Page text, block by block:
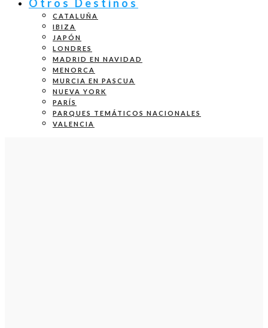
Otros Destinos
CATALUÑA
IBIZA
JAPÓN
LONDRES
MADRID EN NAVIDAD
MENORCA
MURCIA EN PASCUA
NUEVA YORK
PARÍS
PARQUES TEMÁTICOS NACIONALES
VALENCIA